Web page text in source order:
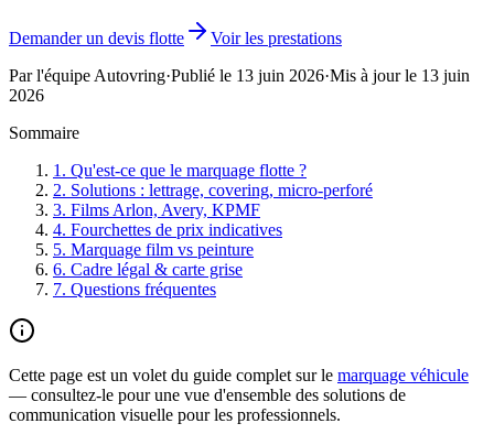
Demander un devis flotte
Voir les prestations
Par l'équipe Autovring·Publié le 13 juin 2026·Mis à jour le 13 juin
2026
Sommaire
1 . Qu'est-ce que le marquage flotte ?
2. Solutions : lettrage, covering, micro-perforé
3. Films Arlon, Avery, KPMF
4. Fourchettes de prix indicatives
5. Marquage film vs peinture
6. Cadre légal & carte grise
7. Questions fréquentes
Cette page est un volet du guide complet sur le marquage véhicule
— consultez-le pour une vue d'ensemble des solutions de
communication visuelle pour les professionnels.